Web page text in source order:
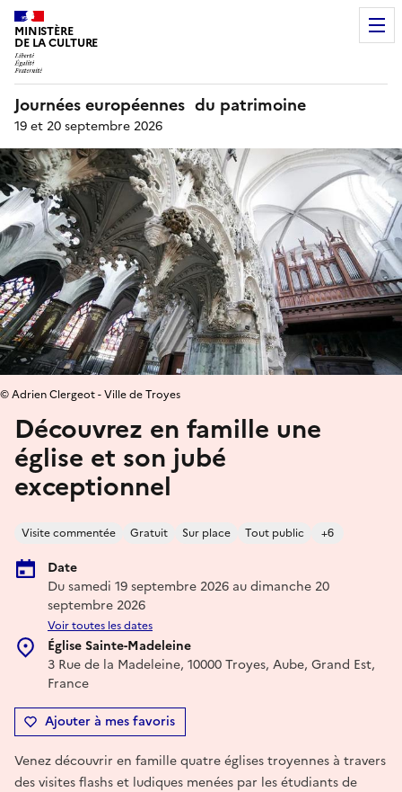
MINISTÈRE
DE LA CULTURE
Journées européennes du patrimoine
19 et 20 septembre 2026
Découvrez en famille une
église et son jubé
exceptionnel
Visite commentée Gratuit Sur place Tout public +6
Date
Du samedi 19 septembre 2026 au dimanche 20
septembre 2026
Voir toutes les dates
Église Sainte-Madeleine
3 Rue de la Madeleine, 10000 Troyes, Aube, Grand Est,
France
Ajouter à mes favoris
© Adrien Clergeot - Ville de Troyes
Venez découvrir en famille quatre églises troyennes à travers
des visites flashs et ludiques menées par les étudiants de